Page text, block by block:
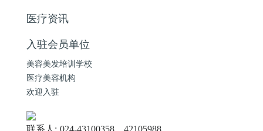
医疗资讯
入驻会员单位
美容美发培训学校
医疗美容机构
欢迎入驻
联系人: 024-43100358、42105988、